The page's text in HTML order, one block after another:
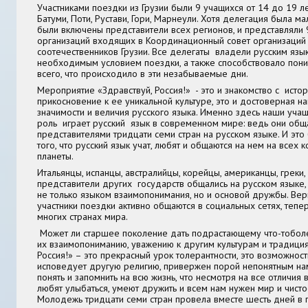
Участниками поездки из Грузии были 9 учащихся от 14 до 19
Батуми, Поти, Рустави, Гори, Марнеули. Хотя делегация была
были включены представители всех регионов, и
организаций входящих в Координационный совет организаций
соотечественников Грузии. Все делегаты владели русским
необходимым условием поездки, а также способствовало
всего, что происходило в эти незабываемые дни.
Мероприятие «Здравствуй, Россия!» - это и знакомство с
прикосновение к ее уникальной культуре, это и достоверная
значимости и величия русского языка. Именно здесь наши
роль играет русский язык в современном мире: ведь они
представителями тридцати семи стран на русском языке. И
того, что русский язык учат, любят и общаются на нем на всех
планеты.
Итальянцы, испанцы, австралийцы, корейцы, американцы,
представители других государств общались на русском
не только языком взаимопонимания, но и основой дружбы.
участники поездки активно общаются в социальных сетях,
многих странах мира.
Может ли старшее поколение дать подрастающему что-
их взаимопониманию, уважению к другим культурам и
Россия!» – это прекрасный урок толерантности, это
исповедует другую религию, привержен порой непонятным
понять и запомнить на всю жизнь, что несмотря на все
любят улыбаться, умеют дружить и всем нам нужен мир и
Молодежь тридцати семи стран провела вместе шесть дней в